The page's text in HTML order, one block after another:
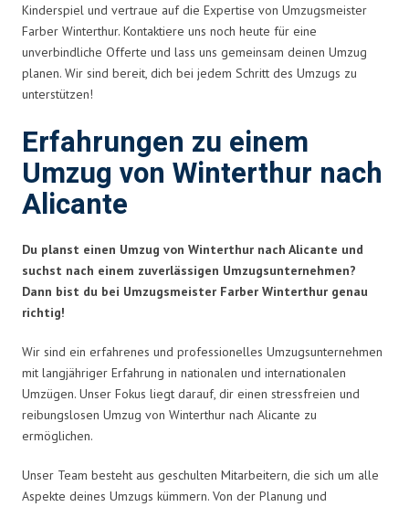
Kinderspiel und vertraue auf die Expertise von Umzugsmeister
Farber Winterthur. Kontaktiere uns noch heute für eine
unverbindliche Offerte und lass uns gemeinsam deinen Umzug
planen. Wir sind bereit, dich bei jedem Schritt des Umzugs zu
unterstützen!
Erfahrungen zu einem
Umzug von Winterthur nach
Alicante
Du planst einen Umzug von Winterthur nach Alicante und
suchst nach einem zuverlässigen Umzugsunternehmen?
Dann bist du bei Umzugsmeister Farber Winterthur genau
richtig!
Wir sind ein erfahrenes und professionelles Umzugsunternehmen
mit langjähriger Erfahrung in nationalen und internationalen
Umzügen. Unser Fokus liegt darauf, dir einen stressfreien und
reibungslosen Umzug von Winterthur nach Alicante zu
ermöglichen.
Unser Team besteht aus geschulten Mitarbeitern, die sich um alle
Aspekte deines Umzugs kümmern. Von der Planung und